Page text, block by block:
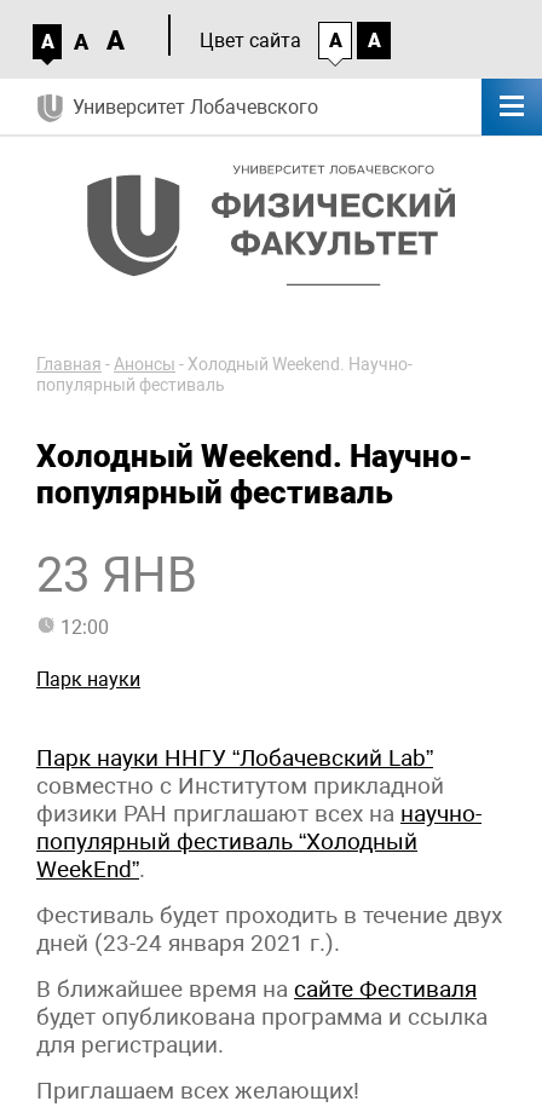
A A A Цвет сайта A A
Университет Лобачевского
Главная -Анонсы - Холодный Weekend. Научно-
популярный фестиваль
Холодный Weekend. Научно-
популярный фестиваль
23 ЯНВ
12:00
Парк науки
Парк науки ННГУ “Лобачевский Lab”
совместно с Институтом прикладной
физики РАН приглашают всех на научно-
популярный фестиваль “Холодный
WeekEnd”.
Фестиваль будет проходить в течение двух
дней (23-24 января 2021 г.).
В ближайшее время на сайте Фестиваля
будет опубликована программа и ссылка
для регистрации.
Приглашаем всех желающих!